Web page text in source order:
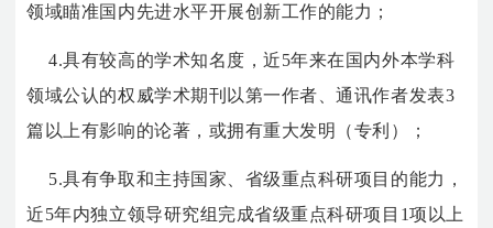
领域瞄准国内先进水平开展创新工作的能力；
4.具有较高的学术知名度，近5年来在国内外本学科
领域公认的权威学术期刊以第一作者、通讯作者发表3
篇以上有影响的论著，或拥有重大发明（专利）；
5.具有争取和主持国家、省级重点科研项目的能力，
近5年内独立领导研究组完成省级重点科研项目1项以上